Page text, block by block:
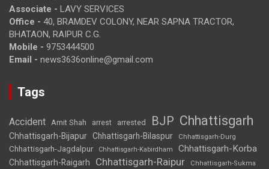
Associate - LAVY SERVICES
Office - 40, BRAMDEV COLONY, NEAR SAPNA TRACTOR,
BHATAON, RAIPUR C.G.
Mobile - 9753444500
Email - news3636online@gmail.com
Tags
Accident Amit Shah arrest arrested BJP Chhattisgarh
Chhattisgarh-Bijapur Chhattisgarh-Bilaspur Chhattisgarh-Durg
Chhattisgarh-Jagdalpur Chhattisgarh-Kabirdham Chhattisgarh-Korba
Chhattisgarh-Raigarh Chhattisgarh-Raipur
Chhattisgarh-Sukma